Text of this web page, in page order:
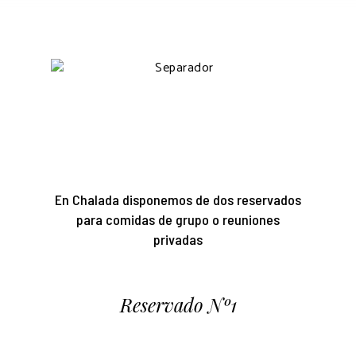
En Chalada disponemos de dos reservados
para comidas de grupo o reuniones
privadas
Reservado Nº1